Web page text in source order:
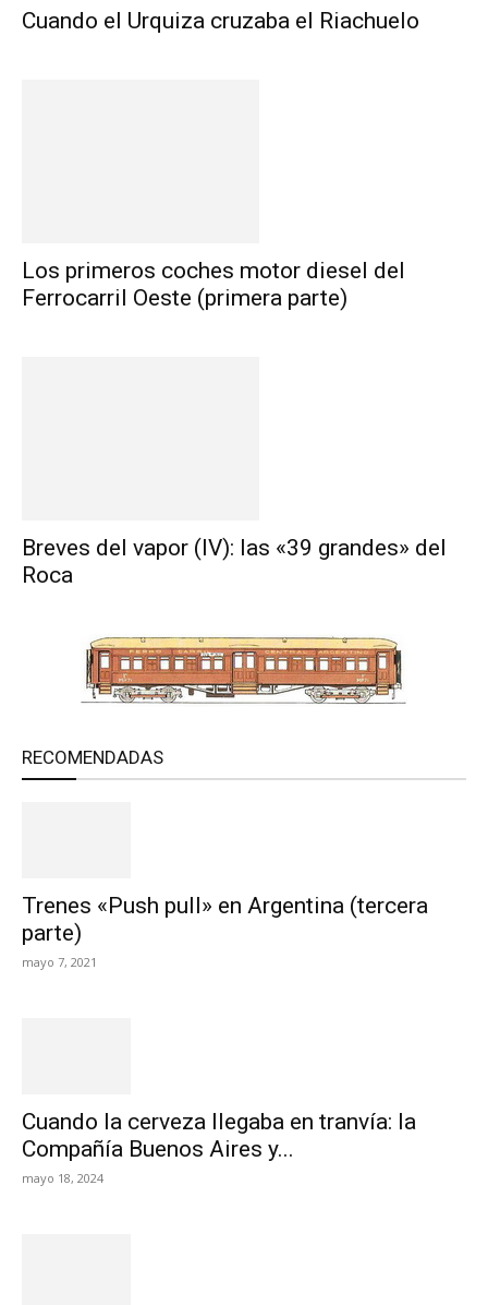
Cuando el Urquiza cruzaba el Riachuelo
Los primeros coches motor diesel del
Ferrocarril Oeste (primera parte)
Breves del vapor (IV): las «39 grandes» del
Roca
RECOMENDADAS
Trenes «Push pull» en Argentina (tercera
parte)
mayo 7, 2021
Cuando la cerveza llegaba en tranvía: la
Compañía Buenos Aires y...
mayo 18, 2024